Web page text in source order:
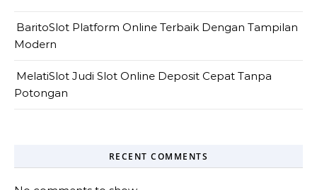
BaritoSlot Platform Online Terbaik Dengan Tampilan
Modern
MelatiSlot Judi Slot Online Deposit Cepat Tanpa
Potongan
RECENT COMMENTS